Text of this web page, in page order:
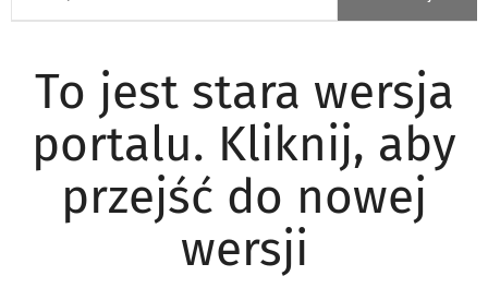
To jest stara wersja
portalu. Kliknij, aby
przejść do nowej
wersji